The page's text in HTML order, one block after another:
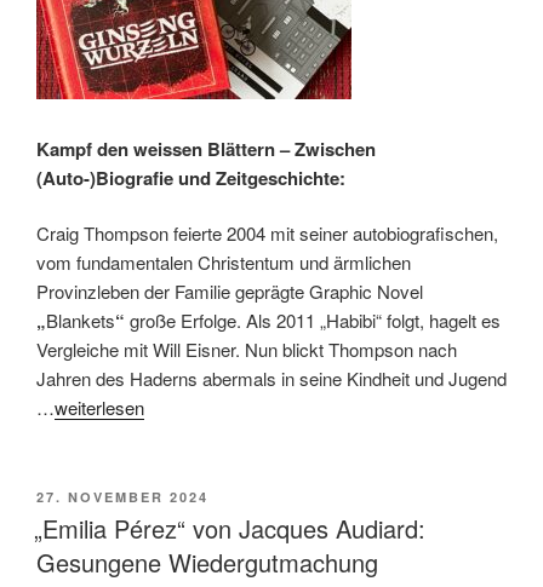
Kampf den weissen Blättern – Zwischen
(Auto-)Biografie und Zeitgeschichte:
Craig Thompson feierte 2004 mit seiner autobiografischen,
vom fundamentalen Christentum und ärmlichen
Provinzleben der Familie geprägte Graphic Novel
„Blankets“ große Erfolge. Als 2011 „Habibi“ folgt, hagelt es
Vergleiche mit Will Eisner. Nun blickt Thompson nach
Jahren des Haderns abermals in seine Kindheit und Jugend
…weiterlesen
VERÖFFENTLICHT
AM
27. NOVEMBER 2024
„Emilia Pérez“ von Jacques Audiard:
Gesungene Wiedergutmachung